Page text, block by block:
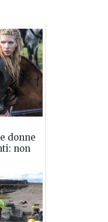
donne
non